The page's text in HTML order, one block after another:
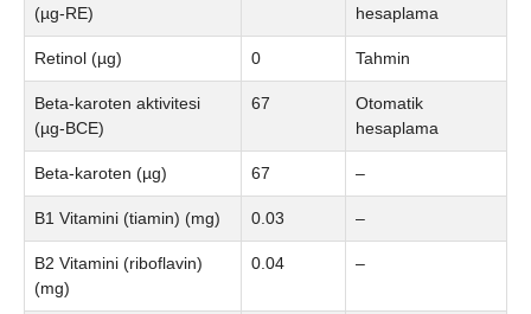
(µg-RE)
hesaplama
Retinol (µg) 0 Tahmin
Beta-karoten aktivitesi
(µg-BCE)
67
Otomatik
hesaplama
Beta-karoten (µg) 67 –
B1 Vitamini (tiamin) (mg) 0.03 –
B2 Vitamini (riboflavin)
(mg)
0.04 –